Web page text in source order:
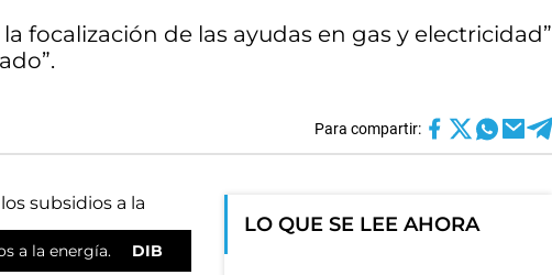
focalización de las ayudas en gas y electricidad”
Para compartir:
a la energía. DIB
LO QUE SE LEE AHORA